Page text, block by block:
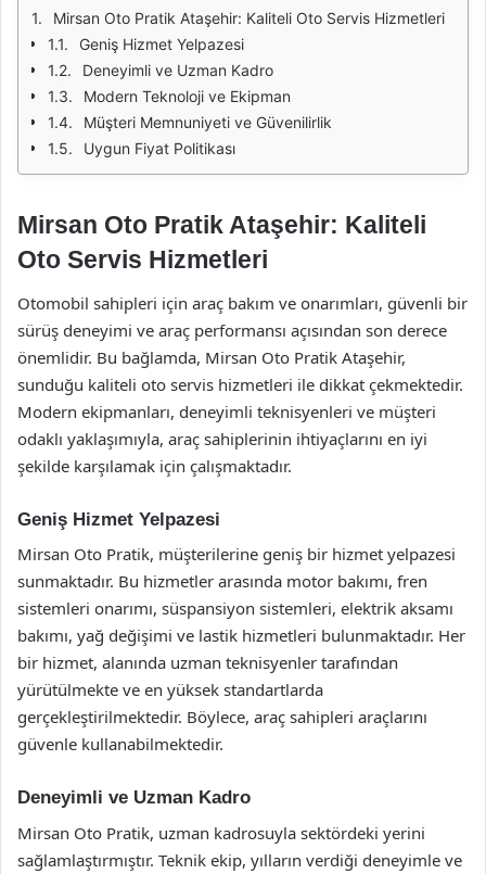
Mirsan Oto Pratik Ataşehir: Kaliteli Oto Servis Hizmetleri
Geniş Hizmet Yelpazesi
Deneyimli ve Uzman Kadro
Modern Teknoloji ve Ekipman
Müşteri Memnuniyeti ve Güvenilirlik
Uygun Fiyat Politikası
Mirsan Oto Pratik Ataşehir: Kaliteli
Oto Servis Hizmetleri
Otomobil sahipleri için araç bakım ve onarımları, güvenli bir
sürüş deneyimi ve araç performansı açısından son derece
önemlidir. Bu bağlamda, Mirsan Oto Pratik Ataşehir,
sunduğu kaliteli oto servis hizmetleri ile dikkat çekmektedir.
Modern ekipmanları, deneyimli teknisyenleri ve müşteri
odaklı yaklaşımıyla, araç sahiplerinin ihtiyaçlarını en iyi
şekilde karşılamak için çalışmaktadır.
Geniş Hizmet Yelpazesi
Mirsan Oto Pratik, müşterilerine geniş bir hizmet yelpazesi
sunmaktadır. Bu hizmetler arasında motor bakımı, fren
sistemleri onarımı, süspansiyon sistemleri, elektrik aksamı
bakımı, yağ değişimi ve lastik hizmetleri bulunmaktadır. Her
bir hizmet, alanında uzman teknisyenler tarafından
yürütülmekte ve en yüksek standartlarda
gerçekleştirilmektedir. Böylece, araç sahipleri araçlarını
güvenle kullanabilmektedir.
Deneyimli ve Uzman Kadro
Mirsan Oto Pratik, uzman kadrosuyla sektördeki yerini
sağlamlaştırmıştır. Teknik ekip, yılların verdiği deneyimle ve